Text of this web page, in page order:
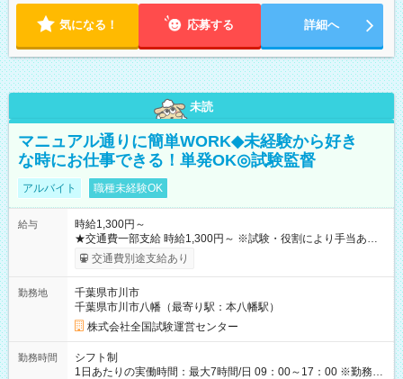
気になる！ 応募する 詳細へ
未読
マニュアル通りに簡単WORK◆未経験から好き
な時にお仕事できる！単発OK◎試験監督
アルバイト 職種未経験OK
給与
時給1,300円～
★交通費一部支給 時給1,300円～ ※試験・役割により手当あり
※勤務回数により昇給あり 【即給（前払い）オプションあ
り！】 希望される場合、勤務から1週間ほどで給与の一部を受け
例】 ・河合塾模擬試験 8:30～17:30（休憩1時間） 時給1,300円
×8時間＝日収10,400円＋交通費 ※当日の役割により時給＋100
円の場合あり ・国家試験 7:00～13:30（休憩なし） 時給1,300
円（役割手当＋100円）×6時間＝日収8,400円＋交通費 【試用期
間】試用期間なし
交通費別途支給あり
勤務地
千葉県市川市
千葉県市川市八幡（最寄り駅：本八幡駅）
株式会社全国試験運営センター
勤務時間
シフト制
1日あたりの実働時間：最大7時間/日 09：00～17：00 ※勤務時